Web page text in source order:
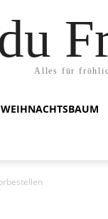
Alles für
WEIHNACHTSBAUM